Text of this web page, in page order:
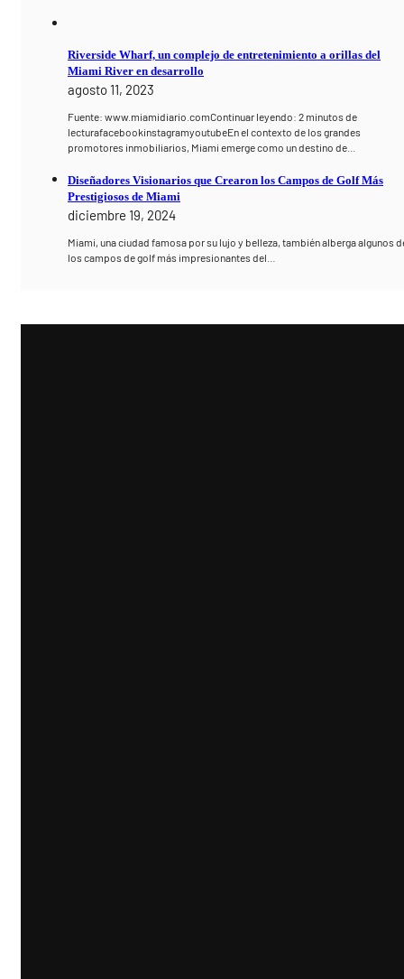
Riverside Wharf, un complejo de entretenimiento a orillas del
Miami River en desarrollo
agosto 11, 2023
Fuente: www.miamidiario.comContinuar leyendo: 2 minutos de
lecturafacebookinstagramyoutubeEn el contexto de los grandes
promotores inmobiliarios, Miami emerge como un destino de…
Diseñadores Visionarios que Crearon los Campos de Golf Más
Prestigiosos de Miami
diciembre 19, 2024
Miami, una ciudad famosa por su lujo y belleza, también alberga algunos
los campos de golf más impresionantes del…